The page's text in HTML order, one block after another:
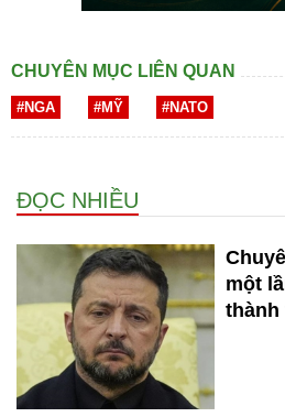
CHUYÊN MỤC LIÊN QUAN
#NGA #MỸ #NATO
ĐỌC NHIỀU
một
thành